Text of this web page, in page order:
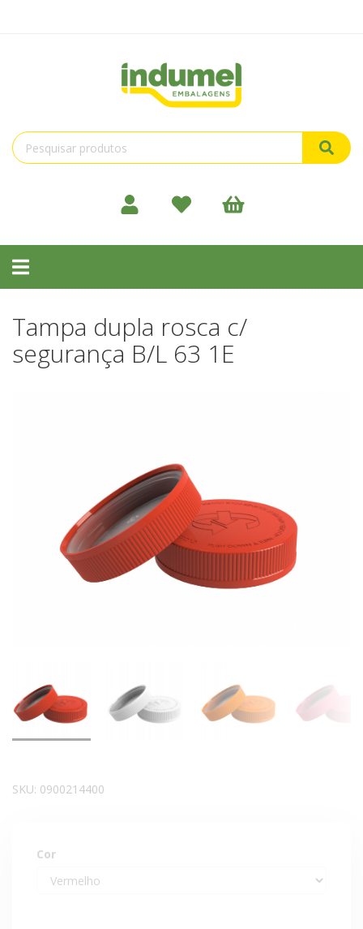
Toggle
navigation
Tampa dupla rosca c/
segurança B/L 63 1E
SKU: 0900214400
Cor